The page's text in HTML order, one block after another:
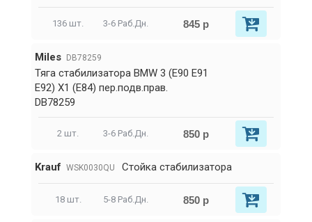
136 шт. 3-6 Раб.Дн. 845 р
Miles DB78259
Тяга стабилизатора BMW 3 (E90 E91
E92) X1 (E84) пер.подв.прав.
DB78259
2 шт. 3-6 Раб.Дн. 850 р
Krauf WSK0030QU Стойка стабилизатора
18 шт. 5-8 Раб.Дн. 850 р